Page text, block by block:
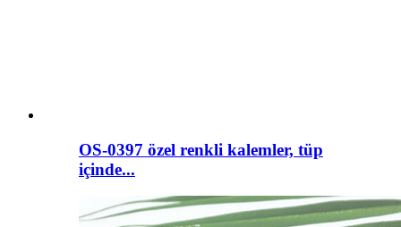
OS-0397 özel renkli kalemler, tüp
içinde...